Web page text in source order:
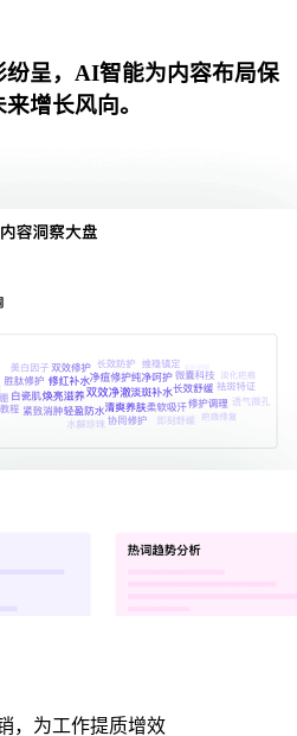
呈，AI智能为内容布局保
增长风向。
，为工作提质增效